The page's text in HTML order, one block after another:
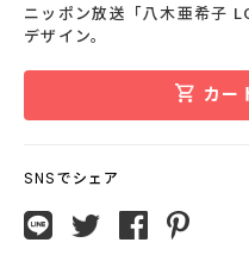
ニッポン放送「八木亜希子
デザイン。
カー
SNSでシェア